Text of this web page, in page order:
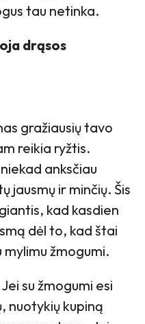
tau netinka.
drąsos
gražiausių tavo
reikia ryžtis.
anksčiau
ir minčių. Šis
kad kasdien
dėl to, kad štai
žmogumi.
su žmogumi esi
nuotykių kupiną